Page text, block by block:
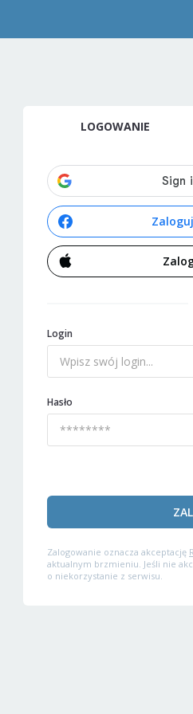
LOGOWANIE
Login
Hasło
Zalogowanie oznacza akceptację
aktualnym brzmieniu. Jeśli nie
o niekorzystanie z serwisu.